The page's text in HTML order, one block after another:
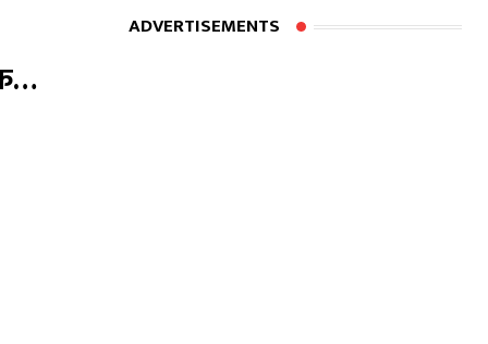
ADVERTISEMENTS